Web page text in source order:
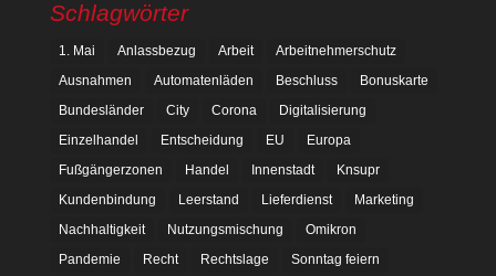
Schlagwörter
1. Mai Anlassbezug Arbeit
Arbeitnehmerschutz
Ausnahmen
Automatenläden Beschluss
Bonuskarte
Bundesländer
City Corona
Digitalisierung
Einzelhandel
Entscheidung EU
Europa
Fußgängerzonen
Handel Innenstadt
Knsupr
Kundenbindung
Leerstand Lieferdienst
Marketing
Nachhaltigkeit
Nutzungsmischung
Omikron
Pandemie
Recht Rechtslage
Sonntag feiern